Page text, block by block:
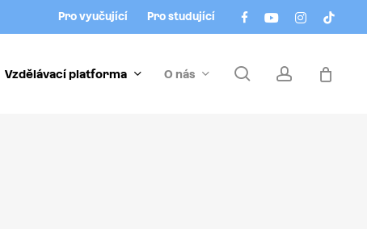
facebookyoutubeinstagram
tiktok
Pro vyučující Pro studující
Vzdělávací platforma O nás searchaccount
Menu